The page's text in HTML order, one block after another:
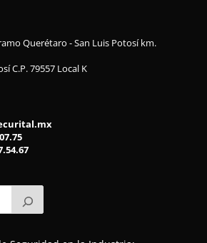
Querétaro - San Luis Potosí km.
C.P. 79557 Local K